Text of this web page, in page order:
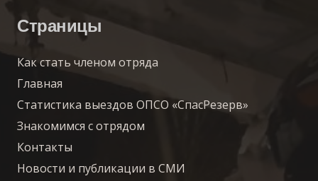
Страницы
Как стать членом отряда
Главная
Статистика выездов ОПСО «СпасРезерв»
Знакомимся с отрядом
Контакты
Новости и публикации в СМИ